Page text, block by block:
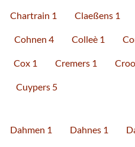
Chartrain 1 Claeßens 1
Cohnen 4 Colleè 1
Cox 1 Cremers 1
Cuypers 5
Dahmen 1 Dahnes 1